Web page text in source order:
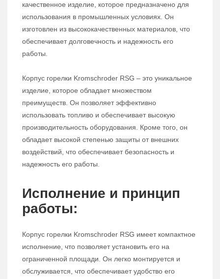
качественное изделие, которое предназначено для
использования в промышленных условиях. Он
изготовлен из высококачественных материалов, что
обеспечивает долговечность и надежность его
работы.
Корпус горелки Kromschroder RSG – это уникальное
изделие, которое обладает множеством
преимуществ. Он позволяет эффективно
использовать топливо и обеспечивает высокую
производительность оборудования. Кроме того, он
обладает высокой степенью защиты от внешних
воздействий, что обеспечивает безопасность и
надежность его работы.
Исполнение и принцип
работы:
Корпус горелки Kromschroder RSG имеет компактное
исполнение, что позволяет установить его на
ограниченной площади. Он легко монтируется и
обслуживается, что обеспечивает удобство его